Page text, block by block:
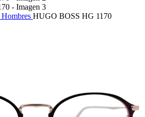
Hombres HUGO BOSS HG 1170